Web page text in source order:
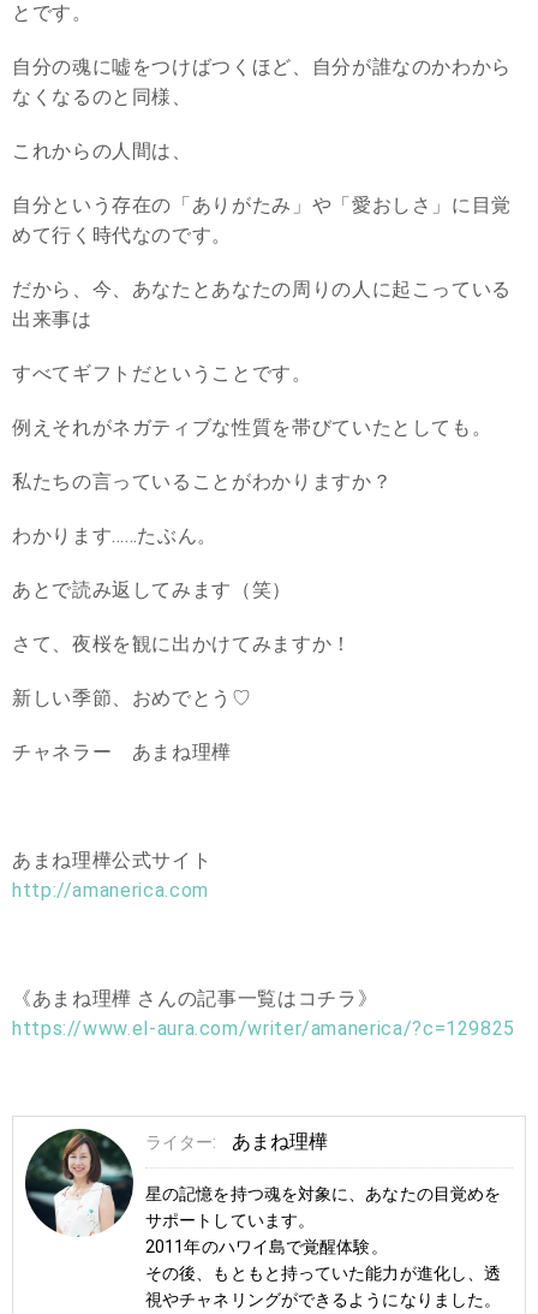
とです。
自分の魂に嘘をつけばつくほど、自分が誰なのかわから
なくなるのと同様、
これからの人間は、
自分という存在の「ありがたみ」や「愛おしさ」に目覚
めて行く時代なのです。
だから、今、あなたとあなたの周りの人に起こっている
出来事は
すべてギフトだということです。
例えそれがネガティブな性質を帯びていたとしても。
私たちの言っていることがわかりますか？
わかります……たぶん。
あとで読み返してみます（笑）
さて、夜桜を観に出かけてみますか！
新しい季節、おめでとう♡
チャネラー あまね理樺
あまね理樺公式サイト
http://amanerica.com
《あまね理樺 さんの記事一覧はコチラ》
https://www.el-aura.com/writer/amanerica/?c=129825
ライター: あまね理樺
星の記憶を持つ魂を対象に、あなたの目覚めを
サポートしています。
2011年のハワイ島で覚醒体験。
その後、もともと持っていた能力が進化し、透
視やチャネリングができるようになりました。